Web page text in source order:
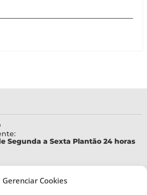
Gerenciar Cookies
Segunda a Sexta Plantão 24 horas